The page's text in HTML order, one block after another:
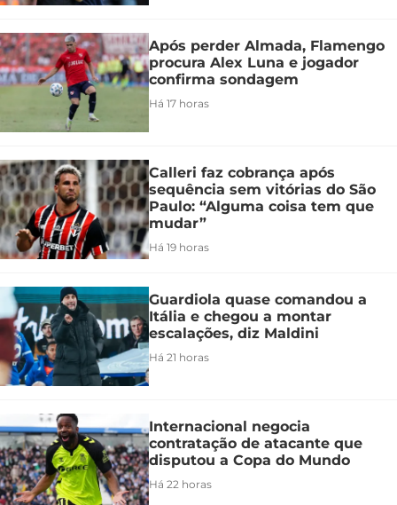
Após perder Almada, Flamengo
procura Alex Luna e jogador
confirma sondagem
Há 17 horas
Calleri faz cobrança após
sequência sem vitórias do São
Paulo: “Alguma coisa tem que
mudar”
Há 19 horas
Guardiola quase comandou a
Itália e chegou a montar
escalações, diz Maldini
Há 21 horas
Internacional negocia
contratação de atacante que
disputou a Copa do Mundo
Há 22 horas